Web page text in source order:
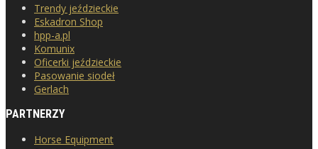
Trendy jeździeckie
Eskadron Shop
hpp-a.pl
Komunix
Oficerki jeździeckie
Pasowanie siodeł
Gerlach
PARTNERZY
Horse Equipment